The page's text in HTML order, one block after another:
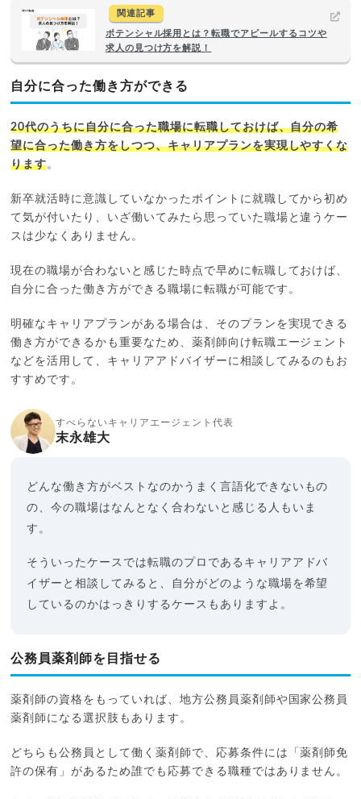
関連記事
ポテンシャル採用とは？転職でアピールするコツや
求人の見つけ方を解説！
自分に合った働き方ができる
20代のうちに自分に合った職場に転職しておけば、自分の希
望に合った働き方をしつつ、キャリアプランを実現しやすくな
ります。
新卒就活時に意識していなかったポイントに就職してから初め
て気が付いたり、いざ働いてみたら思っていた職場と違うケー
スは少なくありません。
現在の職場が合わないと感じた時点で早めに転職しておけば、
自分に合った働き方ができる職場に転職が可能です。
明確なキャリアプランがある場合は、そのプランを実現できる
働き方ができるかも重要なため、薬剤師向け転職エージェント
などを活用して、キャリアアドバイザーに相談してみるのもお
すすめです。
すべらないキャリアエージェント代表
末永雄大
どんな働き方がベストなのかうまく言語化できないもの
の、今の職場はなんとなく合わないと感じる人もいま
す。
そういったケースでは転職のプロであるキャリアアドバ
イザーと相談してみると、自分がどのような職場を希望
しているのかはっきりするケースもありますよ。
公務員薬剤師を目指せる
薬剤師の資格をもっていれば、地方公務員薬剤師や国家公務員
薬剤師になる選択肢もあります。
どちらも公務員として働く薬剤師で、応募条件には「薬剤師免
許の保有」があるため誰でも応募できる職種ではありません。